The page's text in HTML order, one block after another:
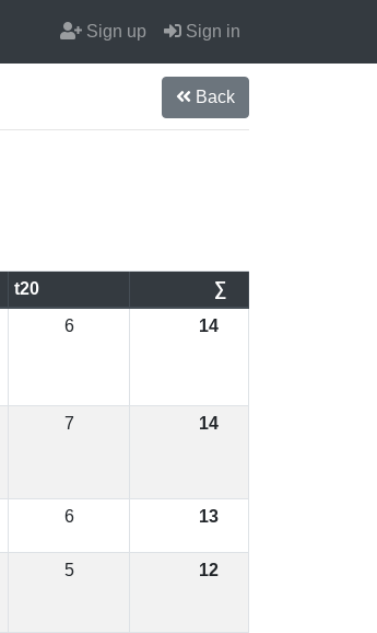
Sign up Sign in
Back
t20
∑
6 14
7 14
6 13
5 12